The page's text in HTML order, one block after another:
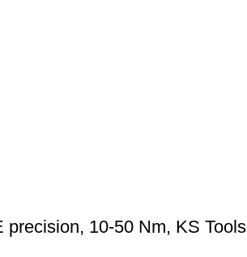
precision, 10-50 Nm, KS Tools